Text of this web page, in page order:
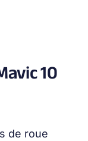
10
de roue